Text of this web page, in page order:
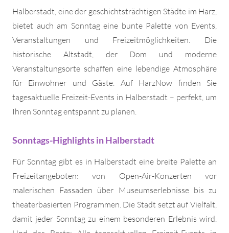
Halberstadt, eine der geschichtsträchtigen Städte im Harz,
bietet auch am Sonntag eine bunte Palette von Events,
Veranstaltungen und Freizeitmöglichkeiten. Die
historische Altstadt, der Dom und moderne
Veranstaltungsorte schaffen eine lebendige Atmosphäre
für Einwohner und Gäste. Auf HarzNow finden Sie
tagesaktuelle Freizeit-Events in Halberstadt – perfekt, um
Ihren Sonntag entspannt zu planen.
Sonntags-Highlights in Halberstadt
Für Sonntag gibt es in Halberstadt eine breite Palette an
Freizeitangeboten: von Open-Air-Konzerten vor
malerischen Fassaden über Museumserlebnisse bis zu
theaterbasierten Programmen. Die Stadt setzt auf Vielfalt,
damit jeder Sonntag zu einem besonderen Erlebnis wird.